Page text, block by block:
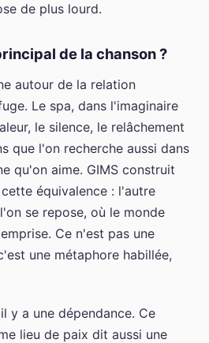
de plus lourd.
de la chanson ?
autour de la relation
Le spa, dans l'imaginaire
le silence, le relâchement
que l'on recherche aussi dans
qu'on aime. GIMS construit
équivalence : l'autre
se repose, où le monde
Ce n'est pas une
une métaphore habillée,
y a une dépendance. Ce
lieu de paix dit aussi une